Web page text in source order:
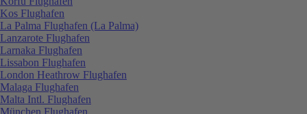
Kos Flughafen
La Palma Flughafen (La Palma)
Lanzarote Flughafen
Larnaka Flughafen
Lissabon Flughafen
London Heathrow Flughafen
Malaga Flughafen
Malta Intl. Flughafen
München Flughafen